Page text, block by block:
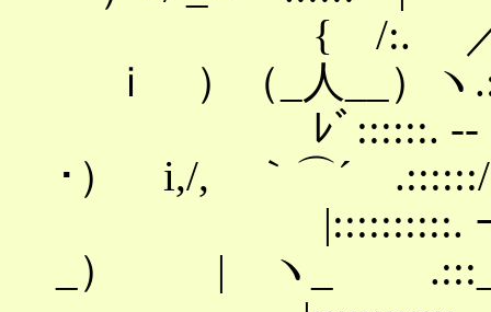
{ /:. ／
ｉ ）（_人__）ヽ
ﾚﾞ::::::. -‐・'
･） i,/, ｀⌒´ .::::::/
|::::::::::. ｰ'
_） | ヽ_